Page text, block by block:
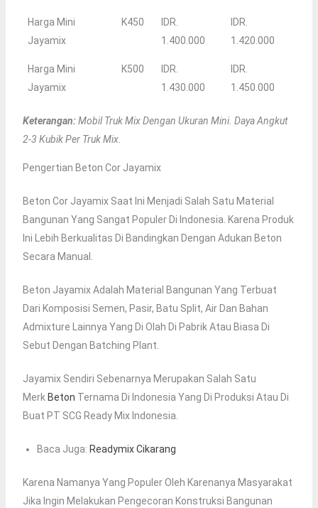
Harga Mini
Jayamix
K450
IDR.
1.400.000
IDR.
1.420.000
Harga Mini
Jayamix
K500
IDR.
1.430.000
IDR.
1.450.000
Keterangan:Mobil Truk Mix Dengan Ukuran Mini. Daya Angkut
2-3 Kubik Per Truk Mix.
Pengertian Beton Cor Jayamix
Beton Cor Jayamix Saat Ini Menjadi Salah Satu Material
Bangunan Yang Sangat Populer Di Indonesia. Karena Produk
Ini Lebih Berkualitas Di Bandingkan Dengan Adukan Beton
Secara Manual.
Beton Jayamix Adalah Material Bangunan Yang Terbuat
Dari Komposisi Semen, Pasir, Batu Split, Air Dan Bahan
Admixture Lainnya Yang Di Olah Di Pabrik Atau Biasa Di
Sebut Dengan Batching Plant.
Jayamix Sendiri Sebenarnya Merupakan Salah Satu
Merk Beton Ternama Di Indonesia Yang Di Produksi Atau Di
Buat PT SCG Ready Mix Indonesia.
Baca Juga: Readymix Cikarang
Karena Namanya Yang Populer Oleh Karenanya Masyarakat
Jika Ingin Melakukan Pengecoran Konstruksi Bangunan